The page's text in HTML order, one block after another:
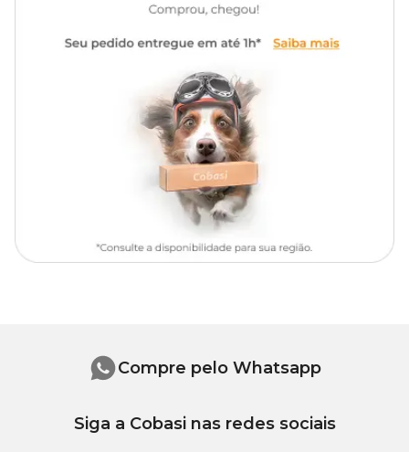
Compre pelo Whatsapp
Siga a Cobasi nas redes sociais